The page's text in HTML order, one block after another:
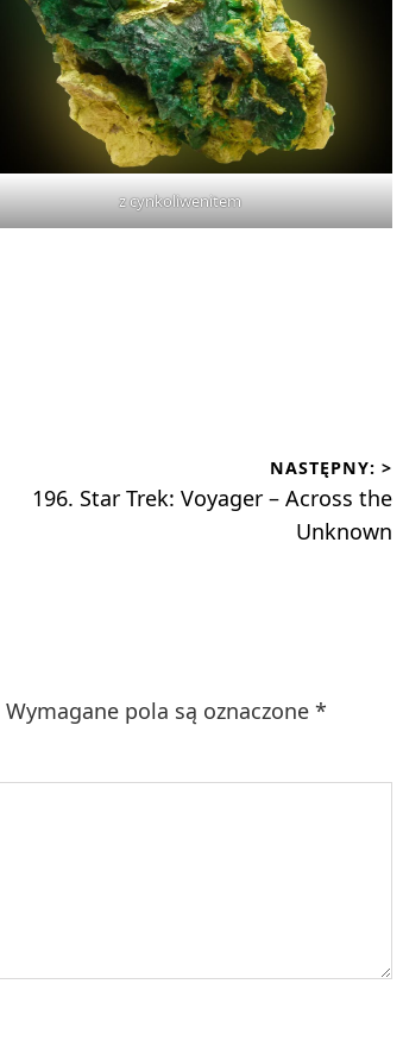
z cynkoliwenitem
NASTĘPNY: >
Następny
196. Star Trek: Voyager – Across the
Unknown
Wymagane pola są oznaczone *